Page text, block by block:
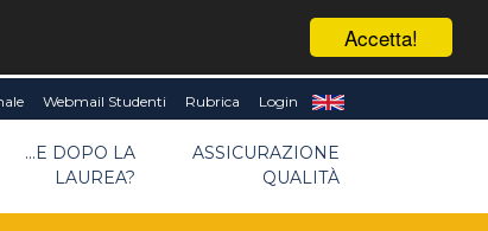
Accetta!
Webmail Studenti Rubrica Login
...E DOPO LA
LAUREA?
ASSICURAZIONE
QUALITÀ